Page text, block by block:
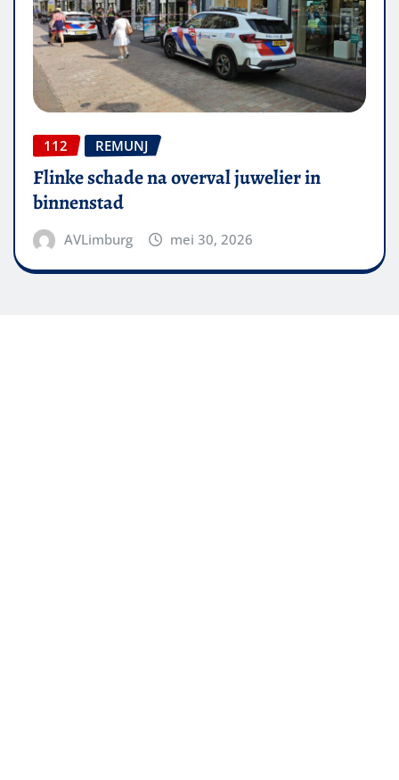
112 REMUNJ
Flinke schade na overval juwelier in
binnenstad
AVLimburg mei 30, 2026